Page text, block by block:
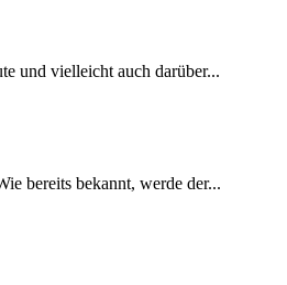
und vielleicht auch darüber...
bereits bekannt, werde der...